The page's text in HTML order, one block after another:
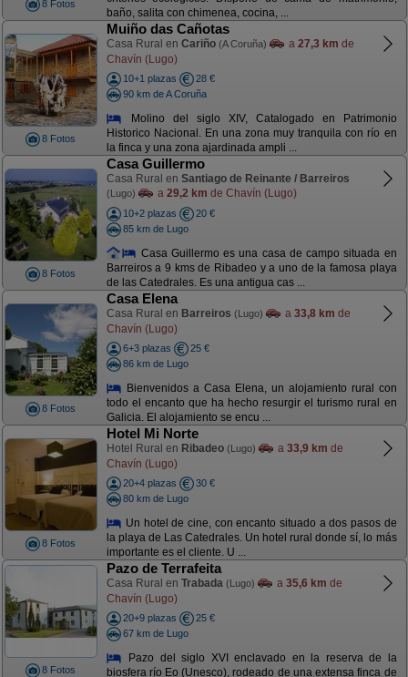
8 Fotos
baño, salita con chimenea, cocina, ...
8 Fotos
Muiño das Cañotas
Casa Rural en Cariño (A Coruña) a 27,3 km de
Chavín (Lugo)
10+1 plazas
28 €
90 km de A Coruña
Molino del siglo XIV, Catalogado en Patrimonio
Historico Nacional. En una zona muy tranquila con río en
la finca y una zona ajardinada ampli ...
8 Fotos
Casa Guillermo
Casa Rural en Santiago de Reinante / Barreiros
(Lugo) a 29,2 km de Chavín (Lugo)
10+2 plazas
20 €
85 km de Lugo
Casa Guillermo es una casa de campo situada en
Barreiros a 9 kms de Ribadeo y a uno de la famosa playa
de las Catedrales. Es una antigua cas ...
8 Fotos
Casa Elena
Casa Rural en Barreiros (Lugo) a 33,8 km de
Chavín (Lugo)
6+3 plazas
25 €
86 km de Lugo
Bienvenidos a Casa Elena, un alojamiento rural con
todo el encanto que ha hecho resurgir el turismo rural en
Galicia. El alojamiento se encu ...
8 Fotos
Hotel Mi Norte
Hotel Rural en Ribadeo (Lugo) a 33,9 km de
Chavín (Lugo)
20+4 plazas
30 €
80 km de Lugo
Un hotel de cine, con encanto situado a dos pasos de
la playa de Las Catedrales. Un hotel rural donde sí, lo más
importante es el cliente. U ...
8 Fotos
Pazo de Terrafeita
Casa Rural en Trabada (Lugo) a 35,6 km de
Chavín (Lugo)
20+9 plazas
25 €
67 km de Lugo
Pazo del siglo XVI enclavado en la reserva de la
biosfera río Eo (Unesco), rodeado de una extensa finca de